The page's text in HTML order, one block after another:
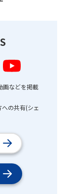
画などを掲載
の共有(シェ